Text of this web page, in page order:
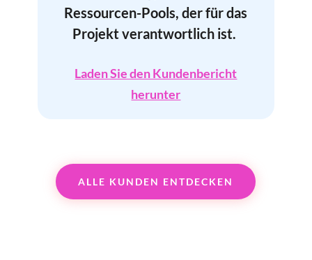
Ressourcen-Pools, der für das
Projekt verantwortlich ist.
Laden Sie den Kundenbericht
herunter
ALLE KUNDEN ENTDECKEN